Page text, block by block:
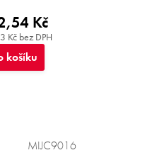
Kč bez DPH
Kč
košíku
MIJC9016